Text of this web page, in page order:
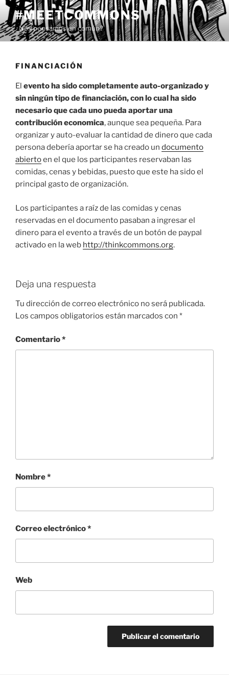
Saltar
contenido
#MEETCOMMONS
¿Nos pensamos en común?
FINANCIACIÓN
El evento ha sido completamente auto-organizado y
sin ningún tipo de financiación, con lo cual ha sido
necesario que cada uno pueda aportar una
contribución economica, aunque sea pequeña. Para
organizar y auto-evaluar la cantidad de dinero que cada
persona debería aportar se ha creado un documento
abiertoen el que los participantes reservaban las
comidas, cenas y bebidas, puesto que este ha sido el
principal gasto de organización.
Los participantes a raíz de las comidas y cenas
reservadas en el documento pasaban a ingresar el
dinero para el evento a través de un botón de paypal
activado en la web http://thinkcommons.org.
Deja una respuesta
Tu dirección de correo electrónico no será publicada.
Los campos obligatorios están marcados con *
Comentario*
Nombre*
Correo electrónico*
Web